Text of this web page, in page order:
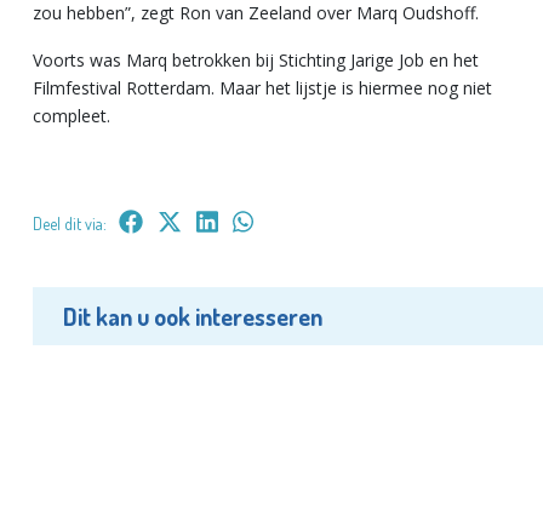
zou hebben”, zegt Ron van Zeeland over Marq Oudshoff.
Voorts was Marq betrokken bij Stichting Jarige Job en het
Filmfestival Rotterdam. Maar het lijstje is hiermee nog niet
compleet.
Deel dit via:
Dit kan u ook interesseren